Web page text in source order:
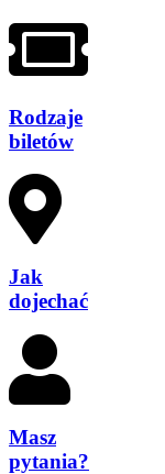
Rodzaje
biletów
Jak
dojechać
Masz
pytania?